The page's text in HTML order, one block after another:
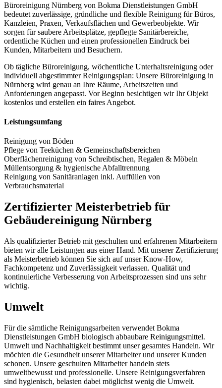
Büroreinigung Nürnberg von Bokma Dienstleistungen GmbH
bedeutet zuverlässige, gründliche und flexible Reinigung für Büros,
Kanzleien, Praxen, Verkaufsflächen und Gewerbeobjekte. Wir
sorgen für saubere Arbeitsplätze, gepflegte Sanitärbereiche,
ordentliche Küchen und einen professionellen Eindruck bei
Kunden, Mitarbeitern und Besuchern.
Ob tägliche Büroreinigung, wöchentliche Unterhaltsreinigung oder
individuell abgestimmter Reinigungsplan: Unsere Büroreinigung in
Nürnberg wird genau an Ihre Räume, Arbeitszeiten und
Anforderungen angepasst. Vor Beginn besichtigen wir Ihr Objekt
kostenlos und erstellen ein faires Angebot.
Leistungsumfang
Reinigung von Böden
Pflege von Teeküchen & Gemeinschaftsbereichen
Oberflächenreinigung von Schreibtischen, Regalen & Möbeln
Müllentsorgung & hygienische Abfalltrennung
Reinigung von Sanitäranlagen inkl. Auffüllen von
Verbrauchsmaterial
Zertifizierter Meisterbetrieb für
Gebäudereinigung Nürnberg
Als qualifizierter Betrieb mit geschulten und erfahrenen Mitarbeitern
bieten wir alle Leistungen aus einer Hand. Mit unserer Zertifizierung
als Meisterbetrieb können Sie sich auf unser Know-How,
Fachkompetenz und Zuverlässigkeit verlassen. Qualität und
kontinuierliche Verbesserung von Arbeitsprozessen sind uns sehr
wichtig.
Umwelt
Für die sämtliche Reinigungsarbeiten verwendet Bokma
Dienstleistungen GmbH biologisch abbaubare Reinigungsmittel.
Umwelt und Nachhaltigkeit bestimmt unser gesamtes Handeln. Wir
möchten die Gesundheit unserer Mitarbeiter und unserer Kunden
schonen. Unsere geschulten Mitarbeiter handeln stets
umweltbewusst und professionelle. Unsere Reinigungsverfahren
sind hygienisch, belasten dabei möglichst wenig die Umwelt.